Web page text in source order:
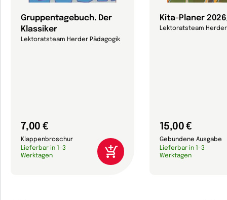
Gruppentagebuch. Der
Klassiker
Lektoratsteam Herder Pädagogik
7,00 €
Klappenbroschur
Lieferbar in 1-3
Werktagen
Kita-Planer
Lektoratsteam Herder
15,00 €
Gebundene Ausgabe
Lieferbar in 1-3
Werktagen